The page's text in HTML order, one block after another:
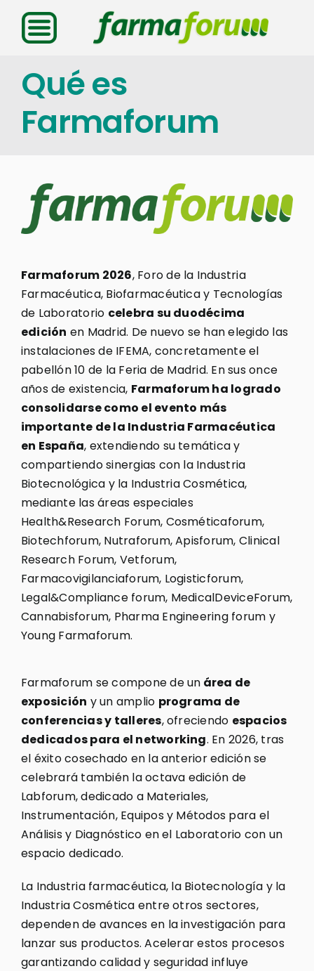
Saltar
contenido
Qué es
Farmaforum
Farmaforum 2026, Foro de la Industria
Farmacéutica, Biofarmacéutica y Tecnologías
de Laboratorio celebra su duodécima
edición en Madrid. De nuevo se han elegido las
instalaciones de IFEMA, concretamente el
pabellón 10 de la Feria de Madrid. En sus once
años de existencia, Farmaforum ha logrado
consolidarse como el evento más
importante de la Industria Farmacéutica
en España, extendiendo su temática y
compartiendo sinergias con la Industria
Biotecnológica y la Industria Cosmética,
mediante las áreas especiales
Health&Research Forum, Cosméticaforum,
Biotechforum, Nutraforum, Apisforum, Clinical
Research Forum, Vetforum,
Farmacovigilanciaforum, Logisticforum,
Legal&Compliance forum, MedicalDeviceForum,
Cannabisforum, Pharma Engineering forum y
Young Farmaforum.
Farmaforum se compone de un área de
exposición y un amplio programa de
conferencias y talleres, ofreciendo espacios
dedicados para el networking. En 2026, tras
el éxito cosechado en la anterior edición se
celebrará también la octava edición de
Labforum, dedicado a Materiales,
Instrumentación, Equipos y Métodos para el
Análisis y Diagnóstico en el Laboratorio con un
espacio dedicado.
La Industria farmacéutica, la Biotecnología y la
Industria Cosmética entre otros sectores,
dependen de avances en la investigación para
lanzar sus productos. Acelerar estos procesos
garantizando calidad y seguridad influye